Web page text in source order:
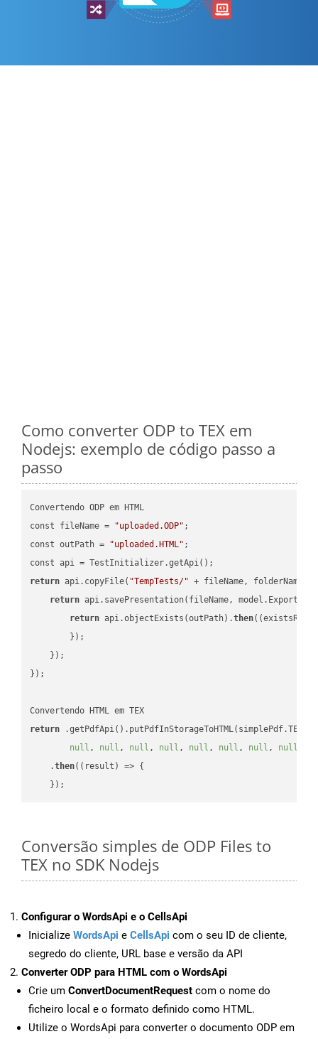
Como converter ODP to TEX em
Nodejs: exemplo de código passo a
passo
Convertendo ODP em HTML
const fileName =
"uploaded.ODP" ;
const outPath =
"uploaded.HTML" ;
return api.copyFile( "TempTests/" + fileName, folderName +
return api.savePresentation(fileName,
return api.objectExists(outPath).then(
        });
    });
});
return
null , null , null , null , null , null , null , null
    .
then( (result) => {
Conversão simples de ODP Files to
TEX no SDK Nodejs
Configurar o WordsApi e o CellsApi
Inicialize WordsApi e CellsApi com o seu ID de cliente,
segredo do cliente, URL base e versão da API
Converter ODP para HTML com o WordsApi
Crie um ConvertDocumentRequest com o nome do
ficheiro local e o formato definido como HTML.
Utilize o WordsApi para converter o documento ODP em